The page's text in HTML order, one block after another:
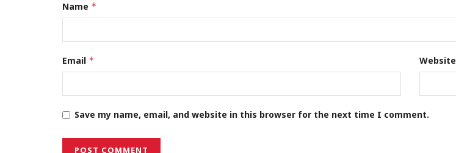
Name *
Email * Website
Save my name, email, and website in this browser for the next time I comment.